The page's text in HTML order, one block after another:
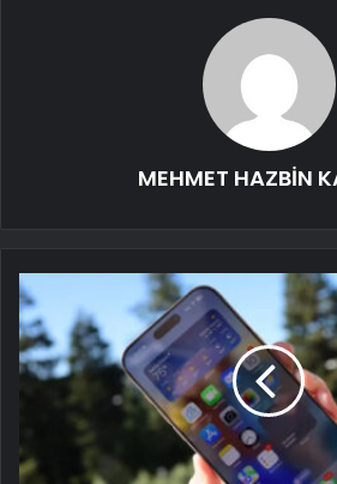
MEHMET HAZBİN